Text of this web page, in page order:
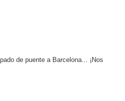
de puente a Barcelona... ¡Nos